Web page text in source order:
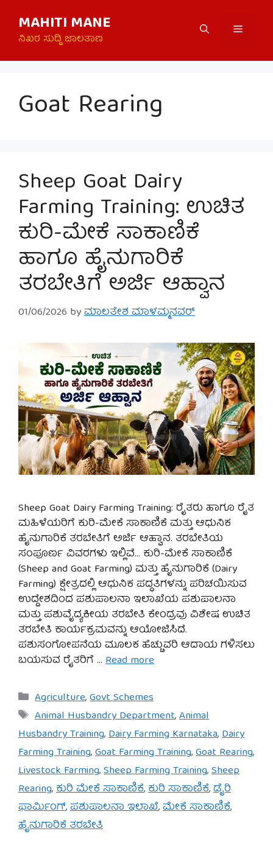
content
MAHITI MANE
ನಿಖರ ಸುದ್ದಿ ಜಾಲತಾಣ
Menu
Goat Rearing
Sheep Goat Dairy
Farming Training: ಉಚಿತ
ಕುರಿ-ಮೇಕೆ ಸಾಕಾಣಿಕೆ
ಹಾಗೂ ಹೈನುಗಾರಿಕೆ
ತರಬೇತಿಗೆ ಅರ್ಜಿ ಆಹ್ವಾನ
01/06/2026 byಮಾಲತೇಶ ಮಾಳಮ್ಮನವರ್
Sheep Goat Dairy Farming Training: ರೈತರು ಹಾಗೂ ರೈತ
ಮಹಿಳೆಯರಿಗೆ ಕುರಿ-ಮೇಕೆ ಸಾಕಾಣಿಕೆ ಮತ್ತು ಆಧುನಿಕ
ಹೈನುಗಾರಿಕೆ ತರಬೇತಿಗೆ ಅರ್ಜಿ ಆಹ್ವಾನ. ತರಬೇತಿಯ
ಸಂಪೂರ್ಣ ವಿವರಗಳು ಇಲ್ಲಿವೆ… ಕುರಿ-ಮೇಕೆ ಸಾಕಾಣಿಕೆ
(Sheep and Goat Farming) ಮತ್ತು ಹೈನುಗಾರಿಕೆ (Dairy
Farming) ಕ್ಷೇತ್ರದಲ್ಲಿ ಆಧುನಿಕ ಪದ್ಧತಿಗಳನ್ನು ಪರಿಚಯಿಸುವ
ಉದ್ದೇಶದಿಂದ ಪಶುಪಾಲನಾ ಇಲಾಖೆಯ ಪಶುಪಾಲನಾ
ಮತ್ತು ಪಶುವೈದ್ಯಕೀಯ ತರಬೇತಿ ಕೇಂದ್ರವು ವಿಶೇಷ ಉಚಿತ
ತರಬೇತಿ ಕಾರ್ಯಕ್ರಮವನ್ನು ಆಯೋಜಿಸಿದೆ.
ಪಶುಸಂಗೋಪನೆಯ ಮೂಲಕ ಹೆಚ್ಚುವರಿ ಆದಾಯ ಗಳಿಸಲು
ಬಯಸುವ ರೈತರಿಗೆ … Read more
Categories
Agriculture,Govt Schemes
Tags
Animal Husbandry Department,Animal
Husbandry Training,Dairy Farming Karnataka,Dairy
Farming Training,Goat Farming Training,Goat Rearing,
Livestock Farming,Sheep Farming Training,Sheep
Rearing,ಕುರಿ ಮೇಕೆ ಸಾಕಾಣಿಕೆ,ಕುರಿ ಸಾಕಾಣಿಕೆ,ಡೈರಿ
ಫಾರ್ಮಿಂಗ್,ಪಶುಪಾಲನಾ ಇಲಾಖೆ,ಮೇಕೆ ಸಾಕಾಣಿಕೆ,
ಹೈನುಗಾರಿಕೆ ತರಬೇತಿ